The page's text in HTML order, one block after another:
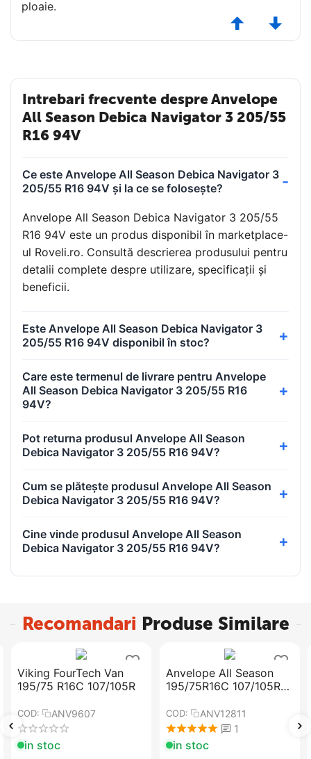
ploaie.
Intrebari frecvente despre Anvelope
All Season Debica Navigator 3 205/55
R16 94V
Ce este Anvelope All Season Debica Navigator 3
205/55 R16 94V și la ce se folosește?
Anvelope All Season Debica Navigator 3 205/55
R16 94V este un produs disponibil în marketplace-
ul Roveli.ro. Consultă descrierea produsului pentru
detalii complete despre utilizare, specificații și
beneficii.
Este Anvelope All Season Debica Navigator 3
205/55 R16 94V disponibil în stoc?
Care este termenul de livrare pentru Anvelope
All Season Debica Navigator 3 205/55 R16
94V?
Pot returna produsul Anvelope All Season
Debica Navigator 3 205/55 R16 94V?
Cum se plătește produsul Anvelope All Season
Debica Navigator 3 205/55 R16 94V?
Cine vinde produsul Anvelope All Season
Debica Navigator 3 205/55 R16 94V?
Recomandari Produse Similare
Viking FourTech Van
195/75 R16C 107/105R
COD: ANV9607
in stoc
Anvelope All Season
195/75R16C 107/105R
PREMIORRI
COD: ANV12811
1
in stoc